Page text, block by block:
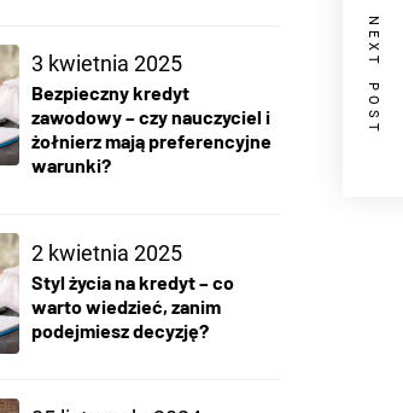
NEXT POST
3 kwietnia 2025
Bezpieczny kredyt
zawodowy – czy nauczyciel i
żołnierz mają preferencyjne
warunki?
2 kwietnia 2025
Styl życia na kredyt – co
warto wiedzieć, zanim
podejmiesz decyzję?